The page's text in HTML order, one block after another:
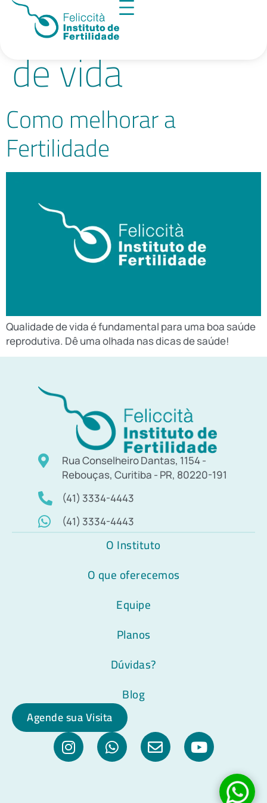
Tag:qualidade
de vida
Como melhorar a
Fertilidade
Qualidade de vida é fundamental para uma boa saúde
reprodutiva. Dê uma olhada nas dicas de saúde!
Rua Conselheiro Dantas, 1154 -
Rebouças, Curitiba - PR, 80220-191
(41) 3334-4443
(41) 3334-4443
O Instituto
O que oferecemos
Equipe
Planos
Dúvidas?
Blog
Agende sua Visita